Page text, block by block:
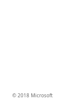
© 2018 Microsoft